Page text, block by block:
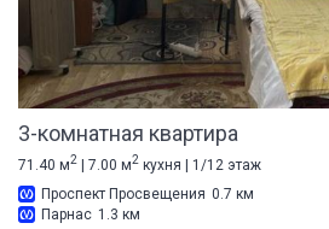
3-комнатная квартира
71.40 м2 | 7.00 м2 кухня | 1/12 этаж
Проспект Просвещения 0.7 км
Парнас 1.3 км